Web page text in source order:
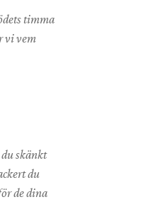
timma
vi vem
skänkt
du
de dina